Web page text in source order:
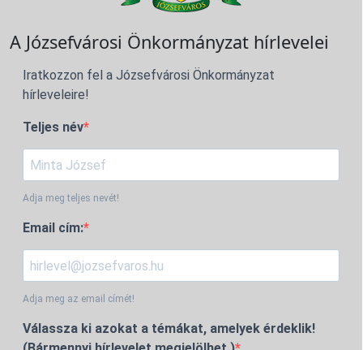
A Józsefvárosi Önkormányzat hírlevelei
Iratkozzon fel a Józsefvárosi Önkormányzat
hírleveleire!
Teljes név
Adja meg teljes nevét!
Email cím:
Adja meg az email címét!
Válassza ki azokat a témákat, amelyek érdeklik!